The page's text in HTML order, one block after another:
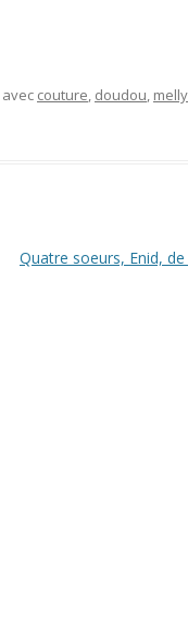
couture, doudou,
Quatre soeurs, Enid,